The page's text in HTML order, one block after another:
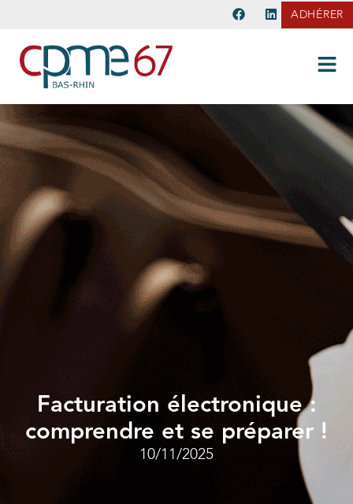
ADHÉRER
Facturation électronique :
comprendre et se préparer !
10/11/2025